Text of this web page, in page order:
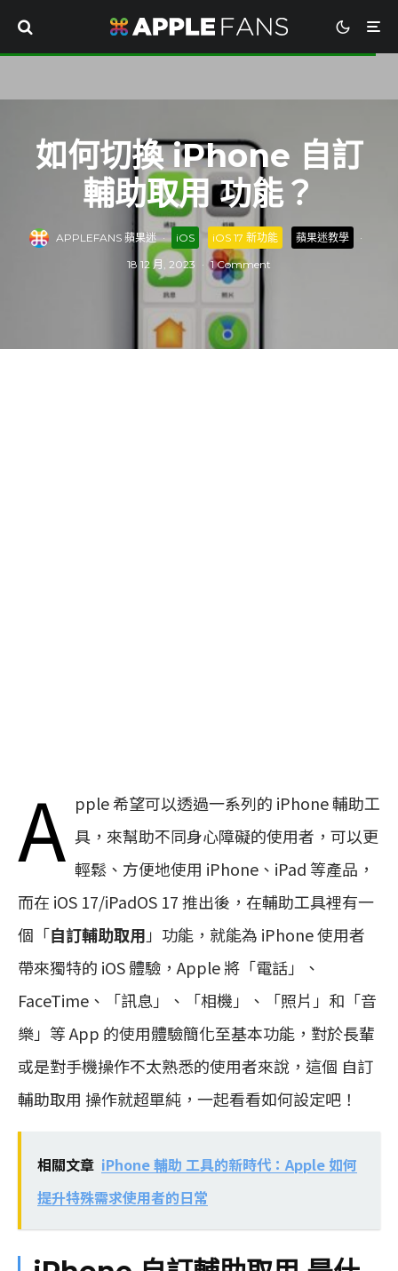
如何切換 iPhone 自訂
輔助取用 功能？
APPLEFANS 蘋果迷 · iOS iOS 17 新功能 蘋果迷教學
·
18 12 月, 2023 · 1 Comment
A pple 希望可以透過一系列的 iPhone 輔助工
具，來幫助不同身心障礙的使用者，可以更
輕鬆、方便地使用 iPhone、iPad 等產品，
而在 iOS 17/iPadOS 17 推出後，在輔助工具裡有一
個「自訂輔助取用 」功能，就能為 iPhone 使用者
帶來獨特的 iOS 體驗，Apple 將「電話」、
FaceTime、「訊息」、「相機」、「照片」和「音
樂」等 App 的使用體驗簡化至基本功能，對於長輩
或是對手機操作不太熟悉的使用者來說，這個 自訂
輔助取用 操作就超單純，一起看看如何設定吧！
相關文章 iPhone 輔助 工具的新時代：Apple 如何
提升特殊需求使用者的日常